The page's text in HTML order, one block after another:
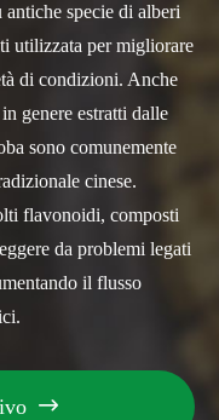
specie di alberi
utilizzata per migliorare
di condizioni. Anche
genere estratti dalle
sono comunemente
cinese.
flavonoidi, composti
da problemi legati
il flusso
